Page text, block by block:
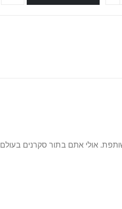
אולי אתם בתור סקרנים בעולם